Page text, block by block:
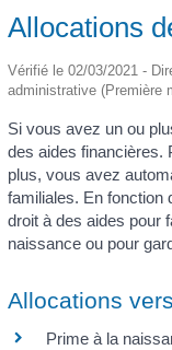
Allocations
Vérifié le 02/03/2021 -
administrative (Première
Si vous avez un ou
des aides financières.
plus, vous avez
familiales. En fonction
droit à des aides pour
naissance ou pour
Allocations
Prime à la